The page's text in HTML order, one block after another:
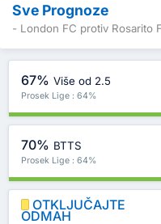
Sve Prognoze
- London FC protiv Rosarito
67% Više od 2.5
Prosek Lige : 64%
70% BTTS
Prosek Lige : 64%
OTKLJUČAJTE
ODMAH